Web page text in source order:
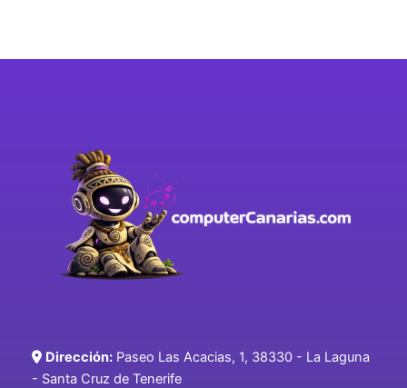
Dirección: Paseo Las Acacias, 1, 38330 - La Laguna
- Santa Cruz de Tenerife